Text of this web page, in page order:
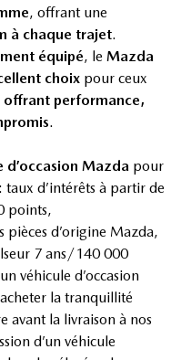
, offrant une
à chaque trajet.
équipé, le Mazda
choix pour ceux
offrant performance,
.
Mazda pour
taux d’intérêts à partir de
points,
d’origine Mazda,
7 ans/140 000
véhicule d’occasion
la tranquillité
avant la livraison à nos
d’un véhicule